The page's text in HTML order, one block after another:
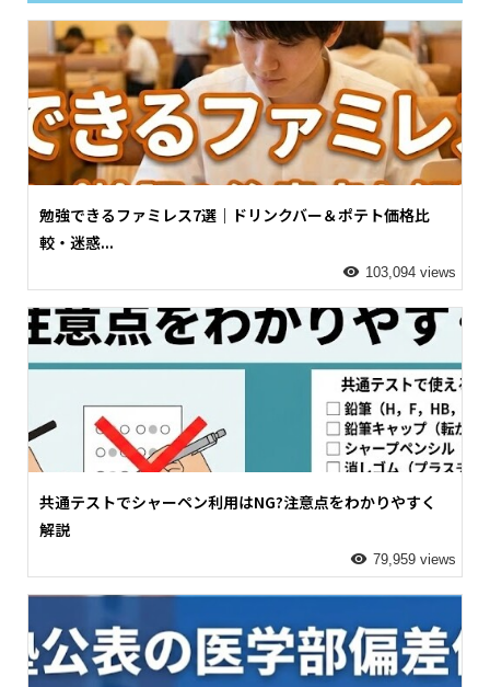
勉強できるファミレス7選｜ドリンクバー＆ポテト価格比
較・迷惑...
103,094 views
共通テストでシャーペン利用はNG?注意点をわかりやすく
解説
79,959 views